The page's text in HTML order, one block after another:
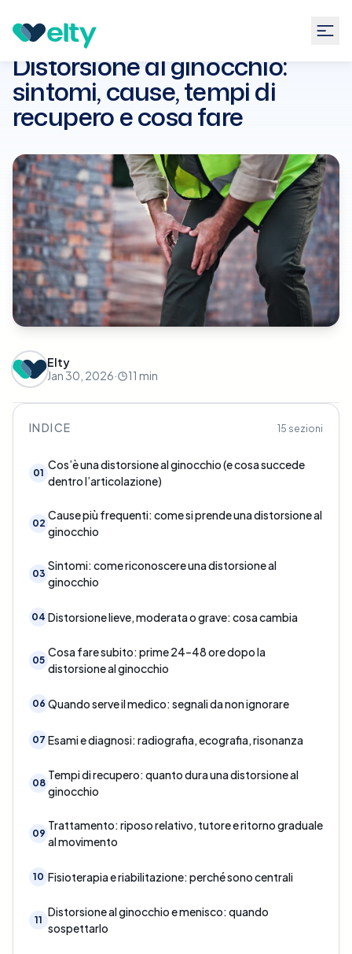
Guide Ortopedia
Distorsione al ginocchio: sintomi,
fare
Distorsione al ginocchio:
sintomi, cause, tempi di
recupero e cosa fare
Elty
Jan 30, 2026· 11 min
INDICE 15 sezioni
01
Cos’è una distorsione al ginocchio (e cosa succede
dentro l’articolazione)
02
Cause più frequenti: come si prende una distorsione al
ginocchio
03
Sintomi: come riconoscere una distorsione al
ginocchio
04 Distorsione lieve, moderata o grave: cosa cambia
05
Cosa fare subito: prime 24–48 ore dopo la
distorsione al ginocchio
06 Quando serve il medico: segnali da non ignorare
07 Esami e diagnosi: radiografia, ecografia, risonanza
08
Tempi di recupero: quanto dura una distorsione al
ginocchio
09
Trattamento: riposo relativo, tutore e ritorno graduale
al movimento
10 Fisioterapia e riabilitazione: perché sono centrali
11
Distorsione al ginocchio e menisco: quando
sospettarlo